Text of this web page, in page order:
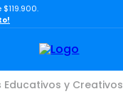
Educativos y Creativos